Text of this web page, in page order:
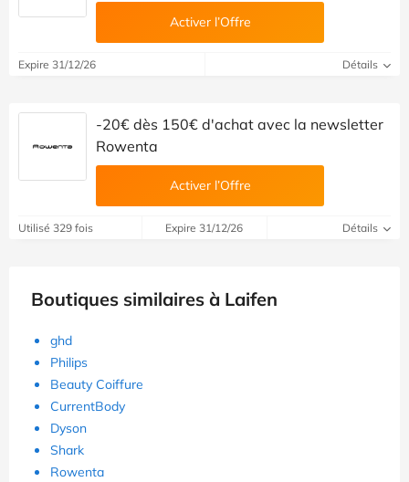
Activer l’Offre
Expire 31/12/26 Détails
-20€ dès 150€ d'achat avec la newsletter
Rowenta
Activer l’Offre
Utilisé 329 fois Expire 31/12/26 Détails
Boutiques similaires à Laifen
ghd
Philips
Beauty Coiffure
CurrentBody
Dyson
Shark
Rowenta